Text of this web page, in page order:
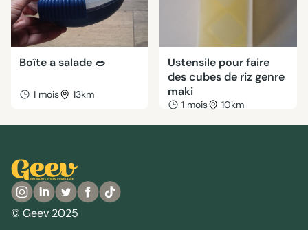
Boîte a salade 🥗
1 mois 13km
Ustensile pour faire
des cubes de riz genre
maki
1 mois 10km
© Geev 2025